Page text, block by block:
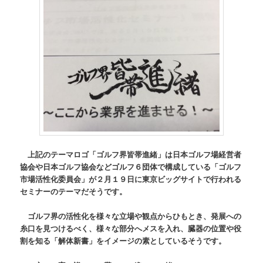
上記のテーマロゴ「ゴルフ界皆帯進緒」は日本ゴルフ場経営者
協会や日本ゴルフ協会などゴルフ６団体で構成している「ゴルフ
市場活性化委員会」が２月１９日に東京ビッグサイトで行われる
セミナーのテーマだそうです。
ゴルフ界の活性化を様々な立場や観点からひもとき、発展への
糸口を見つけるべく、様々な部分へメスを入れ、臓器の位置や役
割を知る「解体新書」をイメージの素としているそうです。